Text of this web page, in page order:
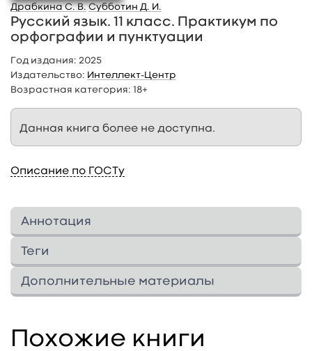
Драбкина С. В. Субботин Д. И.
Русский язык. 11 класс. Практикум по
орфографии и пунктуации
Год издания: 2025
Издательство: Интеллект-Центр
Возрастная категория: 18+
Данная книга более не доступна.
Описание по ГОСТу
Аннотация
Данное пособие представляет собой
для углублённого повторения, закрепления и
систематизации знаний учащихся по
совершенствования их пунктуационной
грамотности. В пособии дан
Теги
Дополнительные материалы
Изображения
Похожие книги